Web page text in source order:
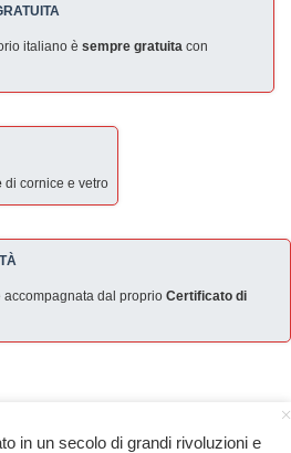
italiano è sempre gratuita con
di cornice e vetro
dal proprio Certificato di
in un secolo di grandi rivoluzioni e